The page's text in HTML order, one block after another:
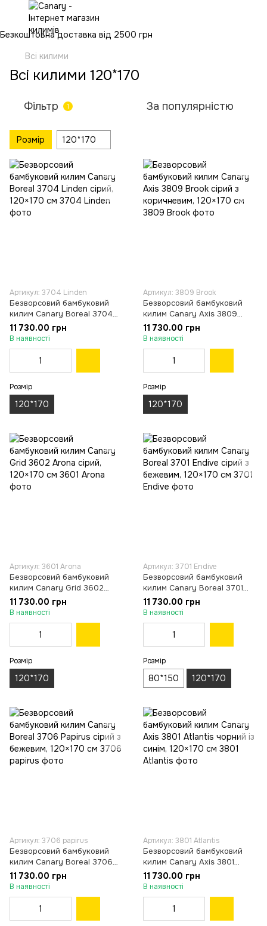
Безкоштовна доставка від 2500 грн
Всі килими
Всі килими 120*170
Фільтр 1 За популярністю
Розмір 120*170
Артикул: 3704 Linden
Безворсовий бамбуковий
килим Canary Boreal 3704
Linden сірий, 120×170 см
11 730.00 грн
В наявності
Розмір
120*170
Артикул: 3809 Brook
Безворсовий бамбуковий
килим Canary Axis 3809
Brook сірий з коричневим,
120×170 см
11 730.00 грн
В наявності
Розмір
120*170
Артикул: 3601 Arona
Безворсовий бамбуковий
килим Canary Grid 3602
Arona сірий, 120×170 см
11 730.00 грн
В наявності
Розмір
120*170
Артикул: 3701 Endive
Безворсовий бамбуковий
килим Canary Boreal 3701
Endive сірий з бежевим,
120×170 см
11 730.00 грн
В наявності
Розмір
80*150 120*170
Артикул: 3706 papirus
Безворсовий бамбуковий
килим Canary Boreal 3706
Papirus сірий з бежевим,
120×170 см
11 730.00 грн
В наявності
Артикул: 3801 Atlantis
Безворсовий бамбуковий
килим Canary Axis 3801
Atlantis чорний із синім,
120×170 см
11 730.00 грн
В наявності